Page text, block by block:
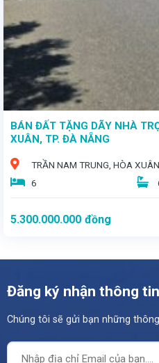
BÁN ĐẤT TẶNG DÃY NHÀ
XUÂN, TP. ĐÀ NẴNG
TRẦN NAM TRUNG, HÒA
6
5.300.000.000 đồng
Đăng ký nhận thông
Chúng tôi sẽ gửi bạn những